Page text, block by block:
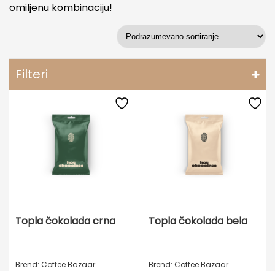
omiljenu kombinaciju!
Filteri
Topla čokolada crna
Brend: Coffee Bazaar
Topla čokolada bela
Brend: Coffee Bazaar